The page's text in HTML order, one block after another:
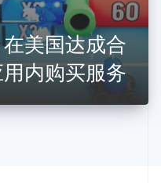
美国达成合
内购买服务